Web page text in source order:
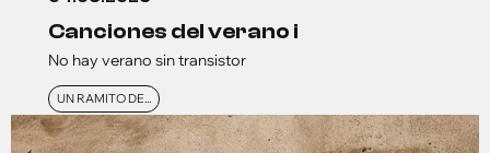
canciones del verano i
No hay verano sin transistor
UN RAMITO DE...